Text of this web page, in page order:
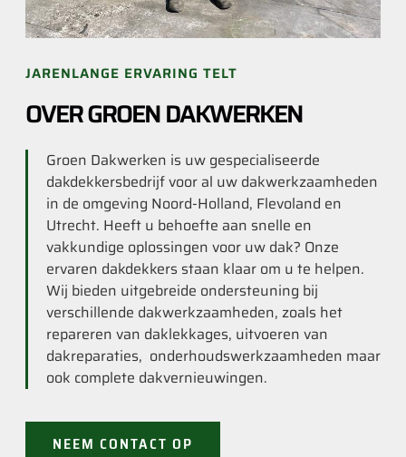
JARENLANGE ERVARING TELT
OVER GROEN DAKWERKEN
Groen Dakwerken is uw gespecialiseerde
dakdekkersbedrijf voor al uw dakwerkzaamheden
in de omgeving Noord-Holland, Flevoland en
Utrecht. Heeft u behoefte aan snelle en
vakkundige oplossingen voor uw dak? Onze
ervaren dakdekkers staan klaar om u te helpen.
Wij bieden uitgebreide ondersteuning bij
verschillende dakwerkzaamheden, zoals het
repareren van daklekkages, uitvoeren van
dakreparaties, onderhoudswerkzaamheden maar
ook complete dakvernieuwingen.
NEEM CONTACT OP